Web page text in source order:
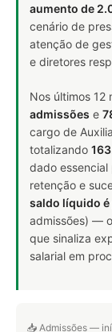
aumento de
cenário de
atenção de
e diretores
Nos últimos 12
admissões e
cargo de
totalizando
dado
retenção e
saldo líquido
admissões) —
que sinaliza
salarial em
📥 Admissões —